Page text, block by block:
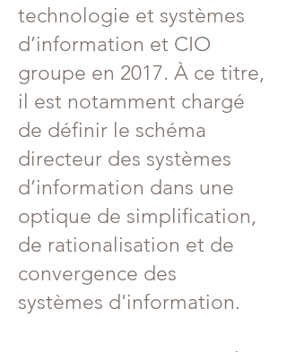
technologie et systèmes
d’information et CIO
groupe en 2017. À ce titre,
il est notamment chargé
de définir le schéma
directeur des systèmes
d’information dans une
optique de simplification,
de rationalisation et de
convergence des
systèmes d'information.